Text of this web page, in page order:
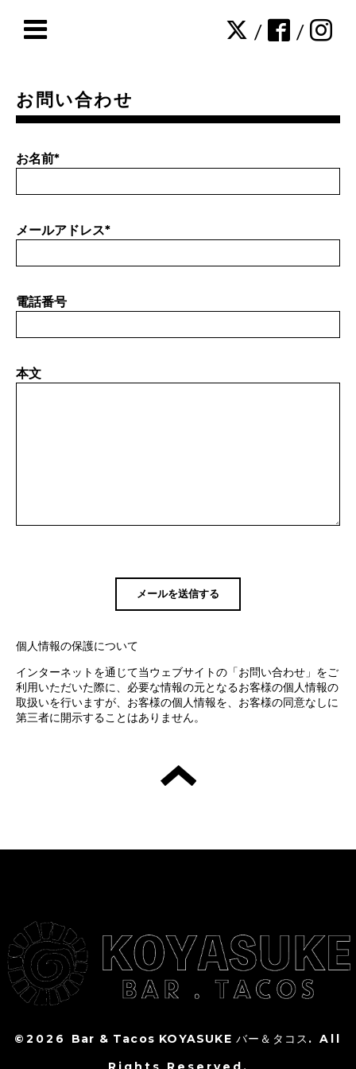
/ /
お問い合わせ
お名前*
メールアドレス*
電話番号
本文
個人情報の保護について
インターネットを通じて当ウェブサイトの「お問い合わせ」をご
利用いただいた際に、必要な情報の元となるお客様の個人情報の
取扱いを行いますが、お客様の個人情報を、お客様の同意なしに
第三者に開示することはありません。
©2026 Bar & Tacos KOYASUKE バー＆タコス . All